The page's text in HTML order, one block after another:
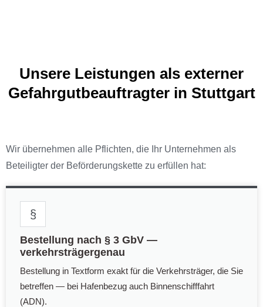
Unsere Leistungen als externer
Gefahrgutbeauftragter in Stuttgart
Wir übernehmen alle Pflichten, die Ihr Unternehmen als
Beteiligter der Beförderungskette zu erfüllen hat:
§
Bestellung nach § 3 GbV —
verkehrsträgergenau
Bestellung in Textform exakt für die Verkehrsträger, die Sie
betreffen — bei Hafenbezug auch Binnenschifffahrt
(ADN).